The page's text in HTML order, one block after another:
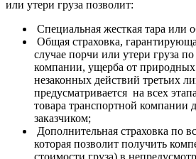
или утери груза позволит:
Специальная жесткая тара или
Общая страховка,
случае порчи или утери груза
компании, ущерба от природных
незаконных действий третьих
предусматривается на всех
товара транспортной компании
заказчиком;
Дополнительная страховка по
которая позволит получить
стоимости груза) в